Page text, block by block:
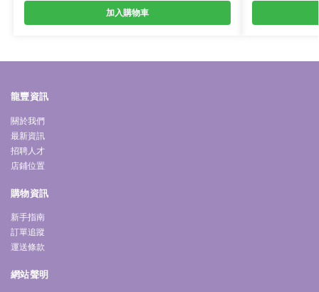
加入購物車
龍豐資訊
關於我們
最新資訊
招聘人才
店鋪位置
購物資訊
新手指南
訂單追蹤
運送條款
網站聲明